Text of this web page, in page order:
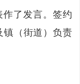
了发言。签约
镇（街道）负责